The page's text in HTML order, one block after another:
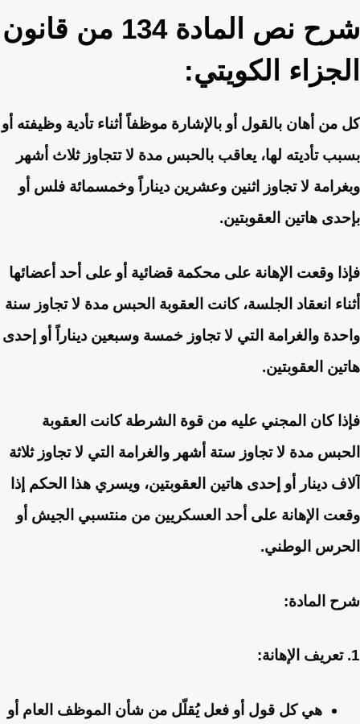
شرح نص المادة 134 من قانون
الجزاء الكويتي:
كل من أهان بالقول أو بالإشارة موظفاً أثناء تأدية وظيفته أو
بسبب تأديته لها، يعاقب بالحبس مدة لا تتجاوز ثلاث أشهر
وبغرامة لا تجاوز اثنين وعشرين ديناراً وخمسمائة فلس أو
بإحدى هاتين العقوبتين.
فإذا وقعت الإهانة على محكمة قضائية أو على أحد أعضائها
أثناء انعقاد الجلسة، كانت العقوبة الحبس مدة لا تجاوز سنة
واحدة والغرامة التي لا تجاوز خمسة وسبعين ديناراً أو إحدى
هاتين العقوبتين.
فإذا كان المجني عليه من قوة الشرطة كانت العقوبة
الحبس مدة لا تجاوز ستة أشهر والغرامة التي لا تجاوز ثلاثة
آلاف دينار أو إحدى هاتين العقوبتين، ويسري هذا الحكم إذا
وقعت الإهانة على أحد العسكريين من منتسبي الجيش أو
الحرس الوطني.
شرح المادة:
1. تعريف الإهانة:
هي كل قول أو فعل يُقلّل من شأن الموظف العام أو